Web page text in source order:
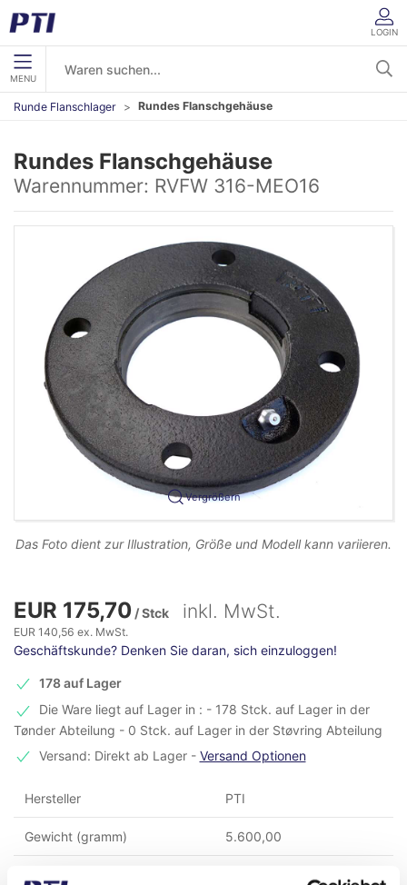
LOGIN
MENU
Runde Flanschlager Rundes Flanschgehäuse
Rundes Flanschgehäuse
Warennummer: RVFW 316-MEO16
Vergrößern
Das Foto dient zur Illustration, Größe und Modell kann variieren.
EUR 175,70 / Stck inkl. MwSt.
EUR 140,56 ex. MwSt.
Geschäftskunde? Denken Sie daran, sich einzuloggen!
178 auf Lager
Die Ware liegt auf Lager in : - 178 Stck. auf Lager in der
Tønder Abteilung - 0 Stck. auf Lager in der Støvring Abteilung
Versand: Direkt ab Lager- Versand Optionen
Hersteller PTI
Gewicht (gramm) 5.600,00